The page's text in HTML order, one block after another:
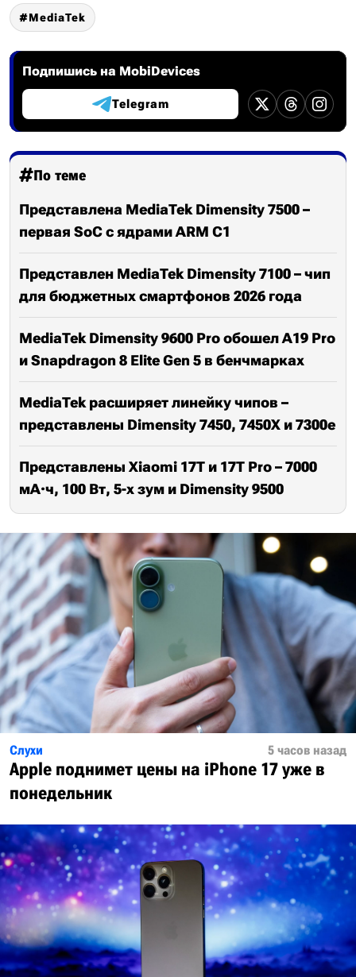
MediaTek
Подпишись на MobiDevices
Telegram
По теме
Представлена MediaTek Dimensity 7500 –
первая SoC с ядрами ARM C1
Представлен MediaTek Dimensity 7100 – чип
для бюджетных смартфонов 2026 года
MediaTek Dimensity 9600 Pro обошел A19 Pro
и Snapdragon 8 Elite Gen 5 в бенчмарках
MediaTek расширяет линейку чипов –
представлены Dimensity 7450, 7450X и 7300e
Представлены Xiaomi 17T и 17T Pro – 7000
мА·ч, 100 Вт, 5-x зум и Dimensity 9500
Слухи 5 часов назад
Apple поднимет цены на iPhone 17 уже в
понедельник